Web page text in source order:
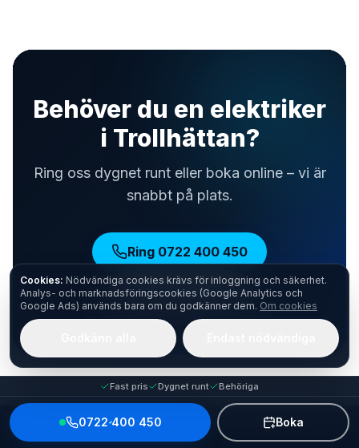
Behöver du en elektriker
i Trollhättan?
Ring oss dygnet runt eller boka online – vi är
snabbt på plats.
Ring 0722 400 450
Boka själv direkt
Fast pris Dygnet runt Behöriga
0722 400 450 Boka
Cookies: Nödvändiga cookies krävs för inloggning och säkerhet.
Analys- och marknadsföringscookies (Google Analytics och
Google Ads) används bara om du godkänner dem. Om cookies